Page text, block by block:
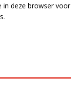
in deze browser voor